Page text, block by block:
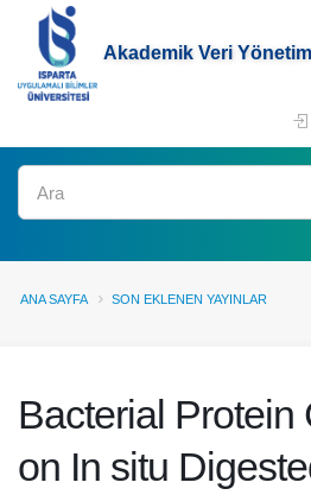
Akademik Veri
Ara
ANA SAYFA SON EKLENEN YAYINLAR
Bacterial Protein
on In situ